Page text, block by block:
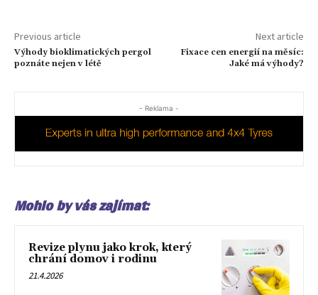
Previous article
Výhody bioklimatických pergol
poznáte nejen v létě
Next article
Fixace cen energií na měsíc:
Jaké má výhody?
- Reklama -
Mohlo by vás zajímat:
Revize plynu jako krok, který
chrání domov i rodinu
21.4.2026